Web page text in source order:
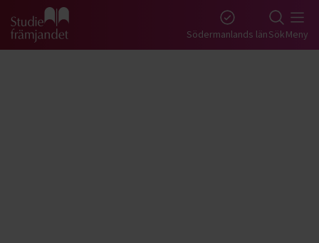
Gå till studiefrämjandets startsida Södermanlands länSökMeny